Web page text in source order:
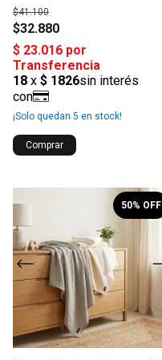
$32.880
$41.100
¡Solo quedan 5 en stock!
Comprar
1/6
50% OFF